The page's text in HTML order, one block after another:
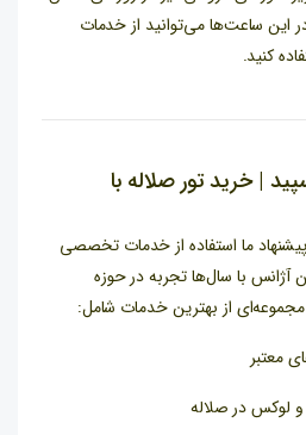
این ساعت‌ها می‌توانید از خدمات
کنید.
| خرید تور صلاله با
پیشنهاد ما استفاده از خدمات تخصصی
آژانس با سال‌ها تجربه در حوزه
از بهترین خدمات شامل:
معتبر
لوکس در صلاله